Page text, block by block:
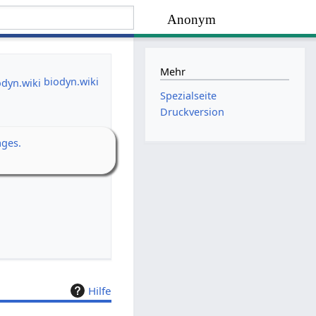
Anonym
biodyn.wiki
Hilfe
Mehr
Spezialseite
Druckversion